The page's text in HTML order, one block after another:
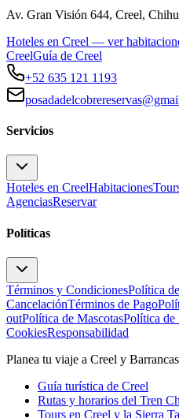
Av. Gran Visión 644, Creel,
Hoteles en Creel — ver
CreelGuía de Creel
+52 635 121 1193
Servicios
Hoteles en CreelHabitaciones
AgenciasReservar
Políticas
Términos y CondicionesPolítica
CancelaciónTérminos de Pago
outPolítica de MascotasPolítica de
CookiesResponsabilidad
Planea tu viaje a Creel y
Guía turística de Creel
Rutas y horarios del Tren
Tours en Creel y la Sierra